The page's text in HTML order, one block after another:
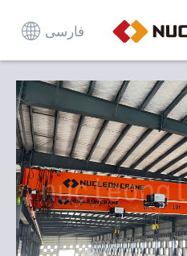
فارسی